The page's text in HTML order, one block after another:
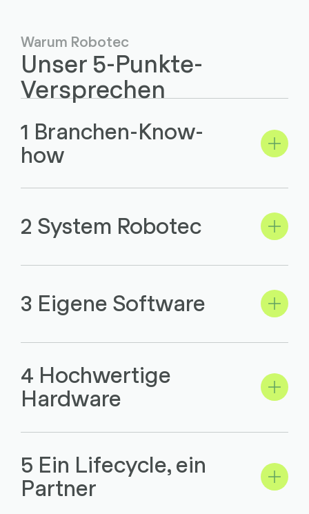
Warum Robotec
Unser 5-Punkte-
Versprechen
1 Branchen-Know-
how
2 System Robotec
3 Eigene Software
4 Hochwertige
Hardware
5 Ein Lifecycle, ein
Partner